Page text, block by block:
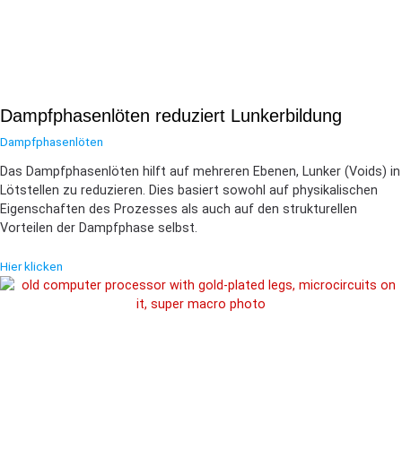
Dampf­phasen­löten reduziert Lunkerbildung
Dampf­phasen­löten
Das Dampf­phasen­löten hilft auf mehreren Ebenen, Lunker (Voids) in
Lötstellen zu reduzieren. Dies basiert sowohl auf physikalischen
Eigenschaften des Prozesses als auch auf den strukturellen
Vorteilen der Dampfphase selbst.
Hier klicken